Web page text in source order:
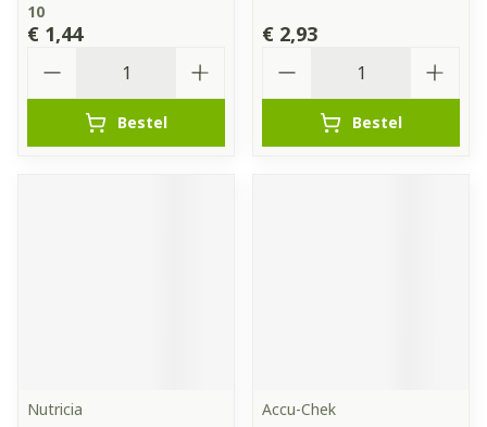
10
€ 1,44
Bestel
€ 2,93
Bestel
Nutricia
Accu-Chek